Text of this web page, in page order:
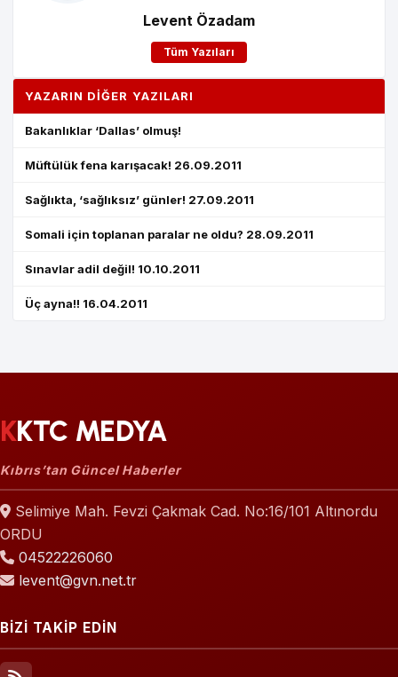
Levent Özadam
Tüm Yazıları
YAZARIN DIĞER YAZILARI
Bakanlıklar ‘Dallas’ olmuş!
Müftülük fena karışacak! 26.09.2011
Sağlıkta, ‘sağlıksız’ günler! 27.09.2011
Somali için toplanan paralar ne oldu? 28.09.2011
Sınavlar adil değil! 10.10.2011
Üç ayna!! 16.04.2011
KKTC MEDYA
Kıbrıs’tan Güncel Haberler
Selimiye Mah. Fevzi Çakmak Cad. No:16/101 Altınordu
ORDU
04522226060
levent@gvn.net.tr
BİZİ TAKİP EDİN